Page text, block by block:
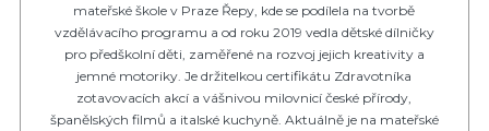
mateřské škole v Praze Řepy, kde se podílela na tvorbě
vzdělávacího programu a od roku 2019 vedla dětské dílničky
pro předškolní děti, zaměřené na rozvoj jejich kreativity a
jemné motoriky. Je držitelkou certifikátu Zdravotníka
zotavovacích akcí a vášnivou milovnicí české přírody,
španělských filmů a italské kuchyně. Aktuálně je na mateřské